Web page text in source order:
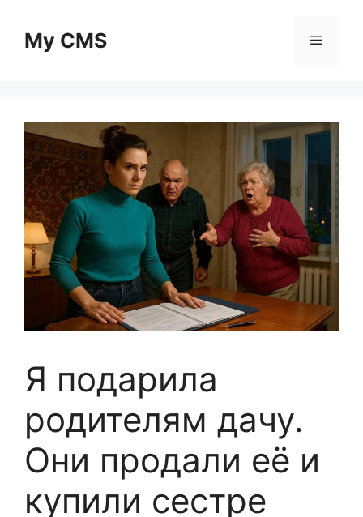
contentMy CMS Menu
Я подарила
родителям дачу.
Они продали её и
купили сестре